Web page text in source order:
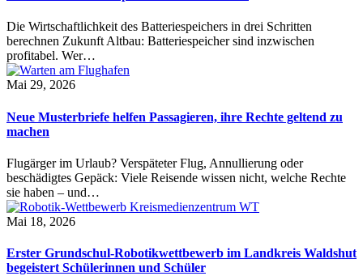
Die Wirtschaftlichkeit des Batteriespeichers in drei Schritten
berechnen Zukunft Altbau: Batteriespeicher sind inzwischen
profitabel. Wer…
Mai 29, 2026
Neue Musterbriefe helfen Passagieren, ihre Rechte geltend zu
machen
Flugärger im Urlaub? Verspäteter Flug, Annullierung oder
beschädigtes Gepäck: Viele Reisende wissen nicht, welche Rechte
sie haben – und…
Mai 18, 2026
Erster Grundschul-Robotikwettbewerb im Landkreis Waldshut
begeistert Schülerinnen und Schüler